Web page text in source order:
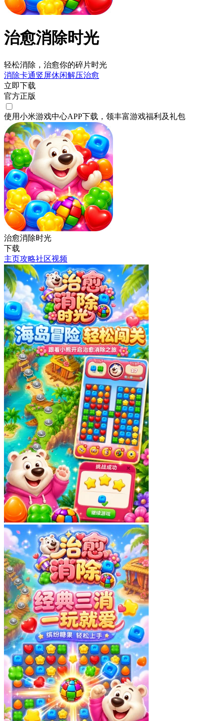
治愈消除时光
轻松消除，治愈你的碎片时光
消除卡通竖屏休闲解压治愈
立即下载
官方正版
使用小米游戏中心APP下载 ，领丰富游戏福利 及礼包
治愈消除时光
下载
主页攻略社区视频